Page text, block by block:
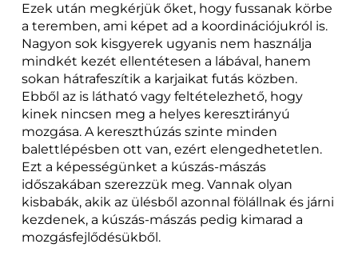
Ezek után megkérjük őket, hogy fussanak körbe
a teremben, ami képet ad a koordinációjukról is.
Nagyon sok kisgyerek ugyanis nem használja
mindkét kezét ellentétesen a lábával, hanem
sokan hátrafeszítik a karjaikat futás közben.
Ebből az is látható vagy feltételezhető, hogy
kinek nincsen meg a helyes keresztirányú
mozgása. A kereszthúzás szinte minden
balettlépésben ott van, ezért elengedhetetlen.
Ezt a képességünket a kúszás-mászás
időszakában szerezzük meg. Vannak olyan
kisbabák, akik az ülésből azonnal fölállnak és járni
kezdenek, a kúszás-mászás pedig kimarad a
mozgásfejlődésükből.